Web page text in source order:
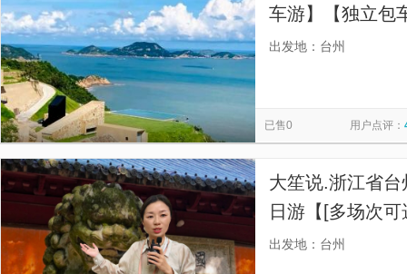
车游】【独立包
不拼车丨随走随
出发地：台州
已售0 用户点评：
大笙说.浙江省
日游【[多场次
团，9:00场/
出发地：台州